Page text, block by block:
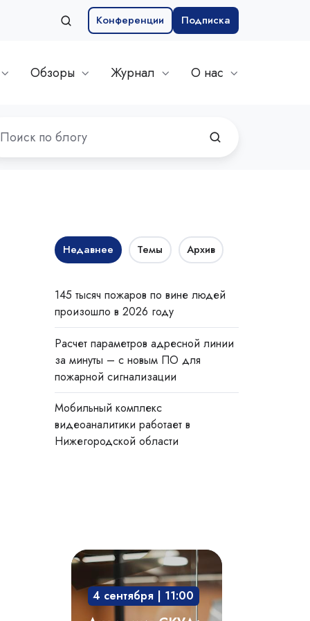
Конференции Подписка
Обзоры Журнал О нас
Недавнее Темы Архив
145 тысяч пожаров по вине людей
произошло в 2026 году
Расчет параметров адресной линии
за минуты – с новым ПО для
пожарной сигнализации
Мобильный комплекс
видеоаналитики работает в
Нижегородской области
Академия
СКУД:
мобильный
доступ,
4 сентября | 11:00